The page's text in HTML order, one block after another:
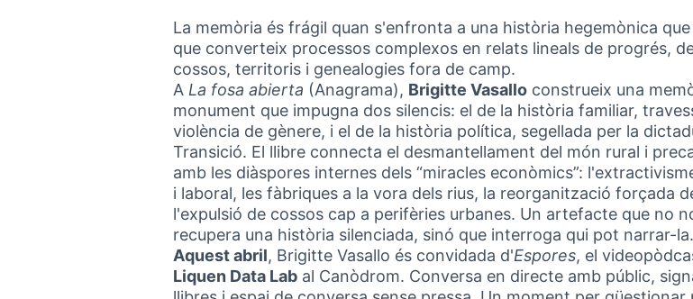
La memòria és frágil quan s'enfronta a una història hegemònica
que converteix processos complexos en relats lineals de progrés,
cossos, territoris i genealogies fora de camp.
A La fosa abierta (Anagrama), Brigitte Vasallo construeix una
monument que impugna dos silencis: el de la història familiar,
violència de gènere, i el de la història política, segellada per la
Transició. El llibre connecta el desmantellament del món rural i
amb les diàspores internes dels “miracles econòmics”:
i laboral, les fàbriques a la vora dels rius, la reorganització forçada
l'expulsió de cossos cap a perifèries urbanes. Un artefacte que no
recupera una història silenciada, sinó que interroga qui pot narrar-la.
Aquest abril, Brigitte Vasallo és convidada d'Espores, el
Liquen Data Lab al Canòdrom. Conversa en directe amb públic,